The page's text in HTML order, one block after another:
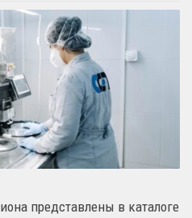
представлены в каталоге